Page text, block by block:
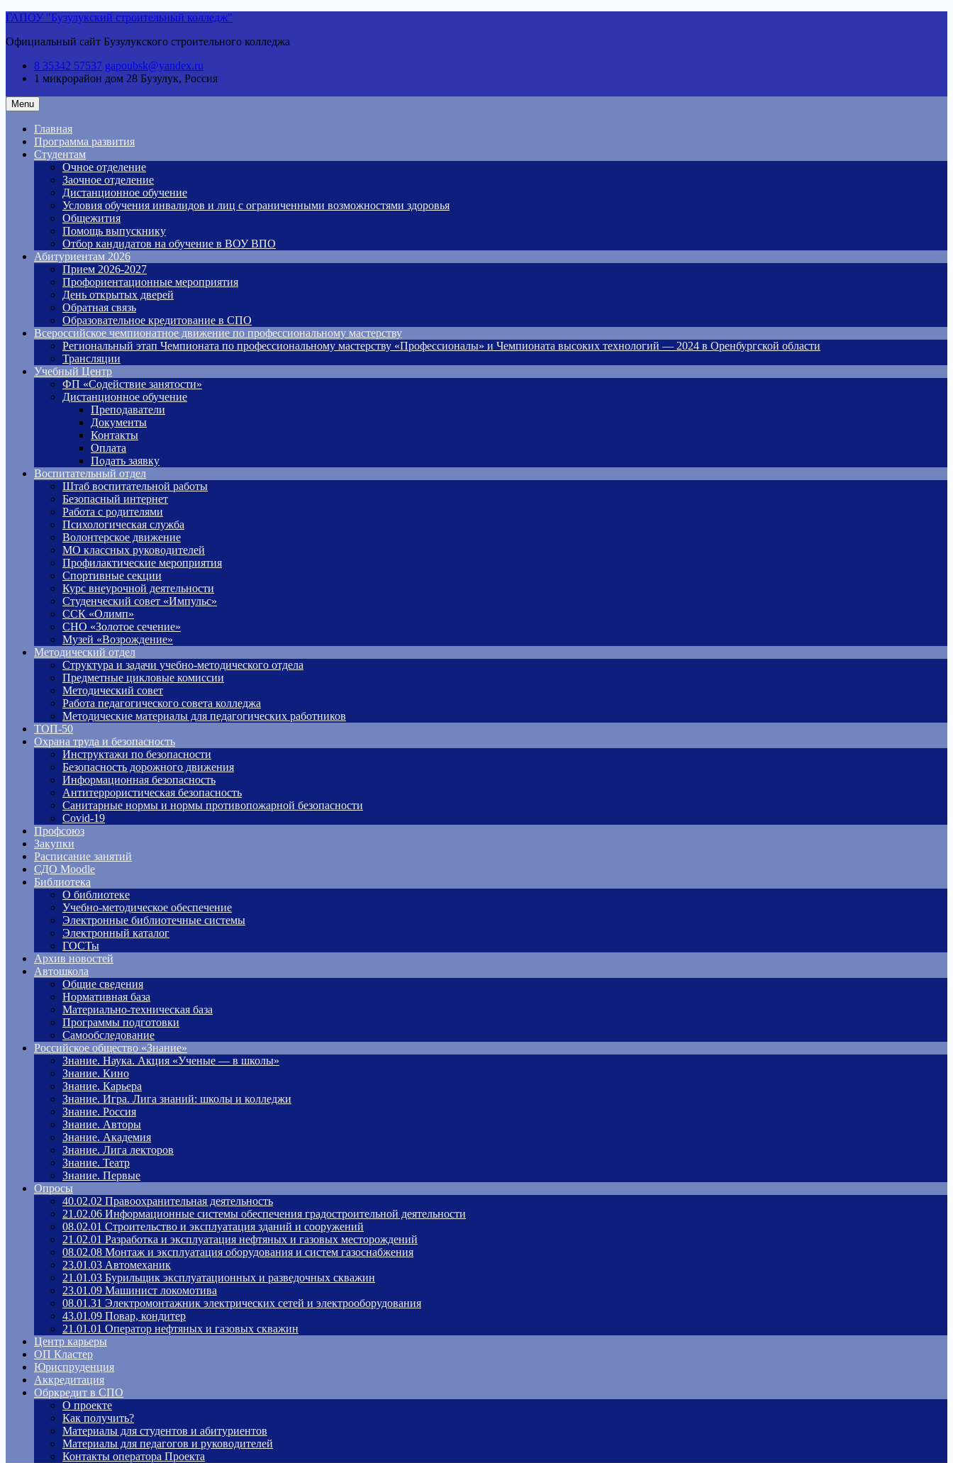
Skip
content
ГАПОУ "Бузулукский строительный колледж"
Официальный сайт Бузулукского строительного колледжа
8 35342 57537 gapoubsk@yandex.ru
1 микрорайон дом 28 Бузулук, Россия
Menu
Главная
Программа развития
Студентам
Очное отделение
Заочное отделение
Дистанционное обучение
Условия обучения инвалидов и лиц с ограниченными возможностями здоровья
Общежития
Помощь выпускнику
Отбор кандидатов на обучение в ВОУ ВПО
Абитуриентам 2026
Прием 2026-2027
Профориентационные мероприятия
День открытых дверей
Обратная связь
Образовательное кредитование в СПО
Всероссийское чемпионатное движение по профессиональному мастерству
Региональный этап Чемпионата по профессиональному мастерству «Профессионалы» и Чемпионата высоких технологий — 2024 в Оренбургской области
Трансляции
Учебный Центр
ФП «Содействие занятости»
Дистанционное обучение
Преподаватели
Документы
Контакты
Оплата
Подать заявку
Воспитательный отдел
Штаб воспитательной работы
Безопасный интернет
Работа с родителями
Психологическая служба
Волонтерское движение
МО классных руководителей
Профилактические мероприятия
Спортивные секции
Курс внеурочной деятельности
Студенческий совет «Импульс»
ССК «Олимп»
СНО «Золотое сечение»
Музей «Возрождение»
Методический отдел
Структура и задачи учебно-методического отдела
Предметные цикловые комиссии
Методический совет
Работа педагогического совета колледжа
Методические материалы для педагогических работников
ТОП-50
Охрана труда и безопасность
Инструктажи по безопасности
Безопасность дорожного движения
Информационная безопасность
Антитеррористическая безопасность
Санитарные нормы и нормы противопожарной безопасности
Covid-19
Профсоюз
Закупки
Расписание занятий
СДО Moodle
Библиотека
О библиотеке
Учебно-методическое обеспечение
Электронные библиотечные системы
Электронный каталог
ГОСТы
Архив новостей
Автошкола
Общие сведения
Нормативная база
Материально-техническая база
Программы подготовки
Самообследование
Российское общество «Знание»
Знание. Наука. Акция «Ученые — в школы»
Знание. Кино
Знание. Карьера
Знание. Игра. Лига знаний: школы и колледжи
Знание. Россия
Знание. Авторы
Знание. Академия
Знание. Лига лекторов
Знание. Театр
Знание. Первые
Опросы
40.02.02 Правоохранительная деятельность
21.02.06 Информационные системы обеспечения градостроительной деятельности
08.02.01 Строительство и эксплуатация зданий и сооружений
21.02.01 Разработка и эксплуатация нефтяных и газовых месторождений
08.02.08 Монтаж и эксплуатация оборудования и систем газоснабжения
23.01.03 Автомеханик
21.01.03 Бурильщик эксплуатационных и разведочных скважин
23.01.09 Машинист локомотива
08.01.31 Электромонтажник электрических сетей и электрооборудования
43.01.09 Повар, кондитер
21.01.01 Оператор нефтяных и газовых скважин
Центр карьеры
ОП Кластер
Юриспруденция
Аккредитация
Обркредит в СПО
О проекте
Как получить?
Материалы для студентов и абитуриентов
Материалы для педагогов и руководителей
Контакты оператора Проекта